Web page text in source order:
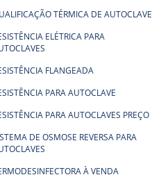
TÉRMICA DE AUTOCLAVE
ELÉTRICA PARA
FLANGEADA
PARA AUTOCLAVE
PARA AUTOCLAVES PREÇO
DE OSMOSE REVERSA PARA
À VENDA